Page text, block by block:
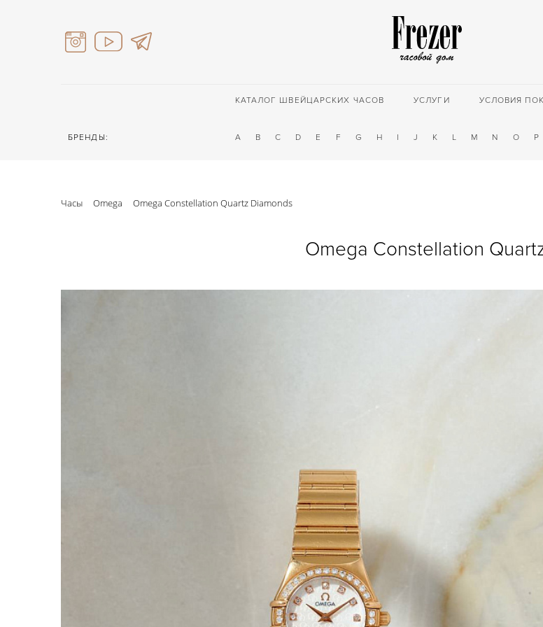
КАТАЛОГ ШВЕЙЦАРСКИХ ЧАСОВ УСЛУГИ УСЛОВИЯ
БРЕНДЫ: A B C D E F G H I J K L M N O P
Часы Omega Omega Constellation Quartz Diamonds
Omega Constellation